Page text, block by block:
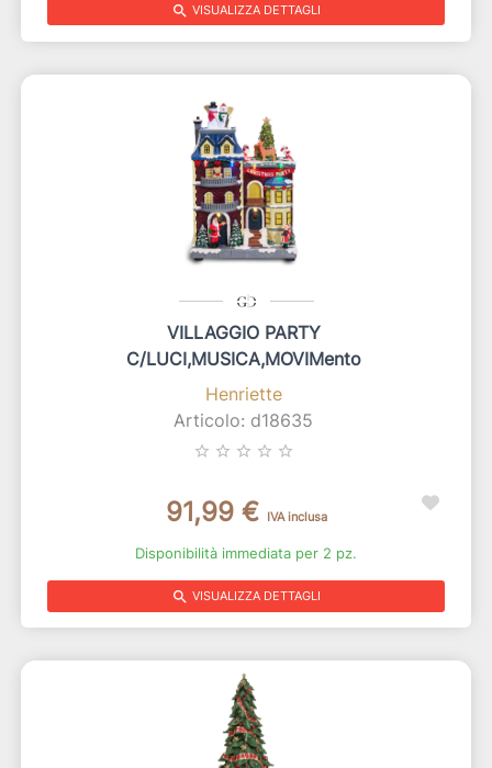
search VISUALIZZA DETTAGLI
VILLAGGIO PARTY
C/LUCI,MUSICA,MOVIMento
Henriette
Articolo: d18635
star_border star_border star_border star_border star_border
91,99 € IVA inclusa
Disponibilità immediata per 2 pz.
search VISUALIZZA DETTAGLI